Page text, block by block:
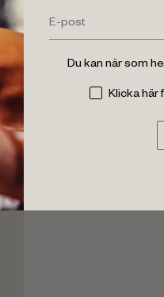
Du kan när som
Klicka här